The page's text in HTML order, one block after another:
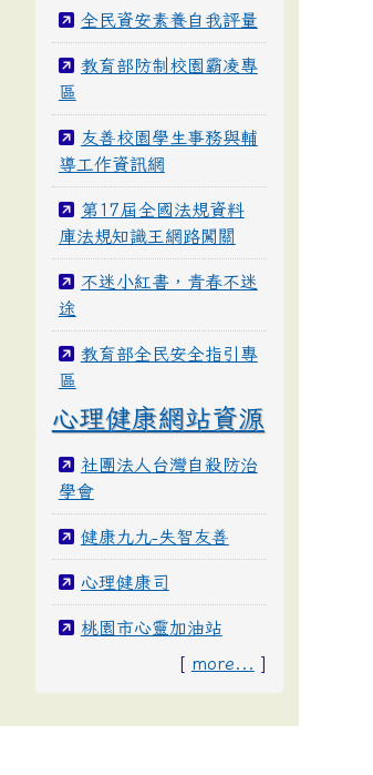
全民資安素養自我評量
教育部防制校園霸凌專
區
友善校園學生事務與輔
導工作資訊網
第17屆全國法規資料
庫法規知識王網路闖關
不迷小紅書，青春不迷
途
教育部全民安全指引專
區
心理健康網站資源
社團法人台灣自殺防治
學會
健康九九-失智友善
心理健康司
桃園市心靈加油站
[ more... ]